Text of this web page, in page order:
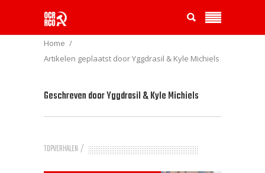
Home
Artikelen geplaatst door Yggdrasil & Kyle Michiels
Geschreven doorYggdrasil & Kyle Michiels
TOPVERHALEN